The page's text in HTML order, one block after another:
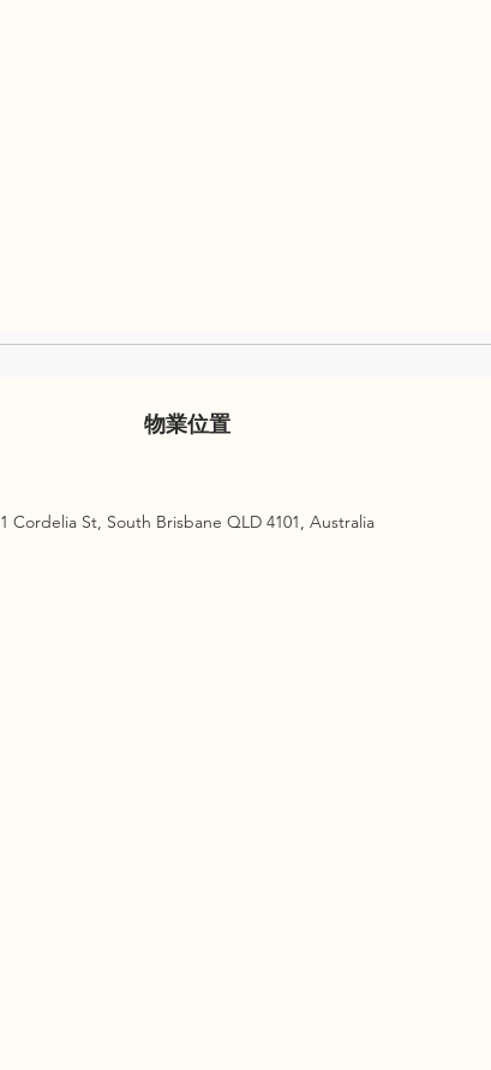
物業位置
1 Cordelia St, South Brisbane QLD 4101, Australia